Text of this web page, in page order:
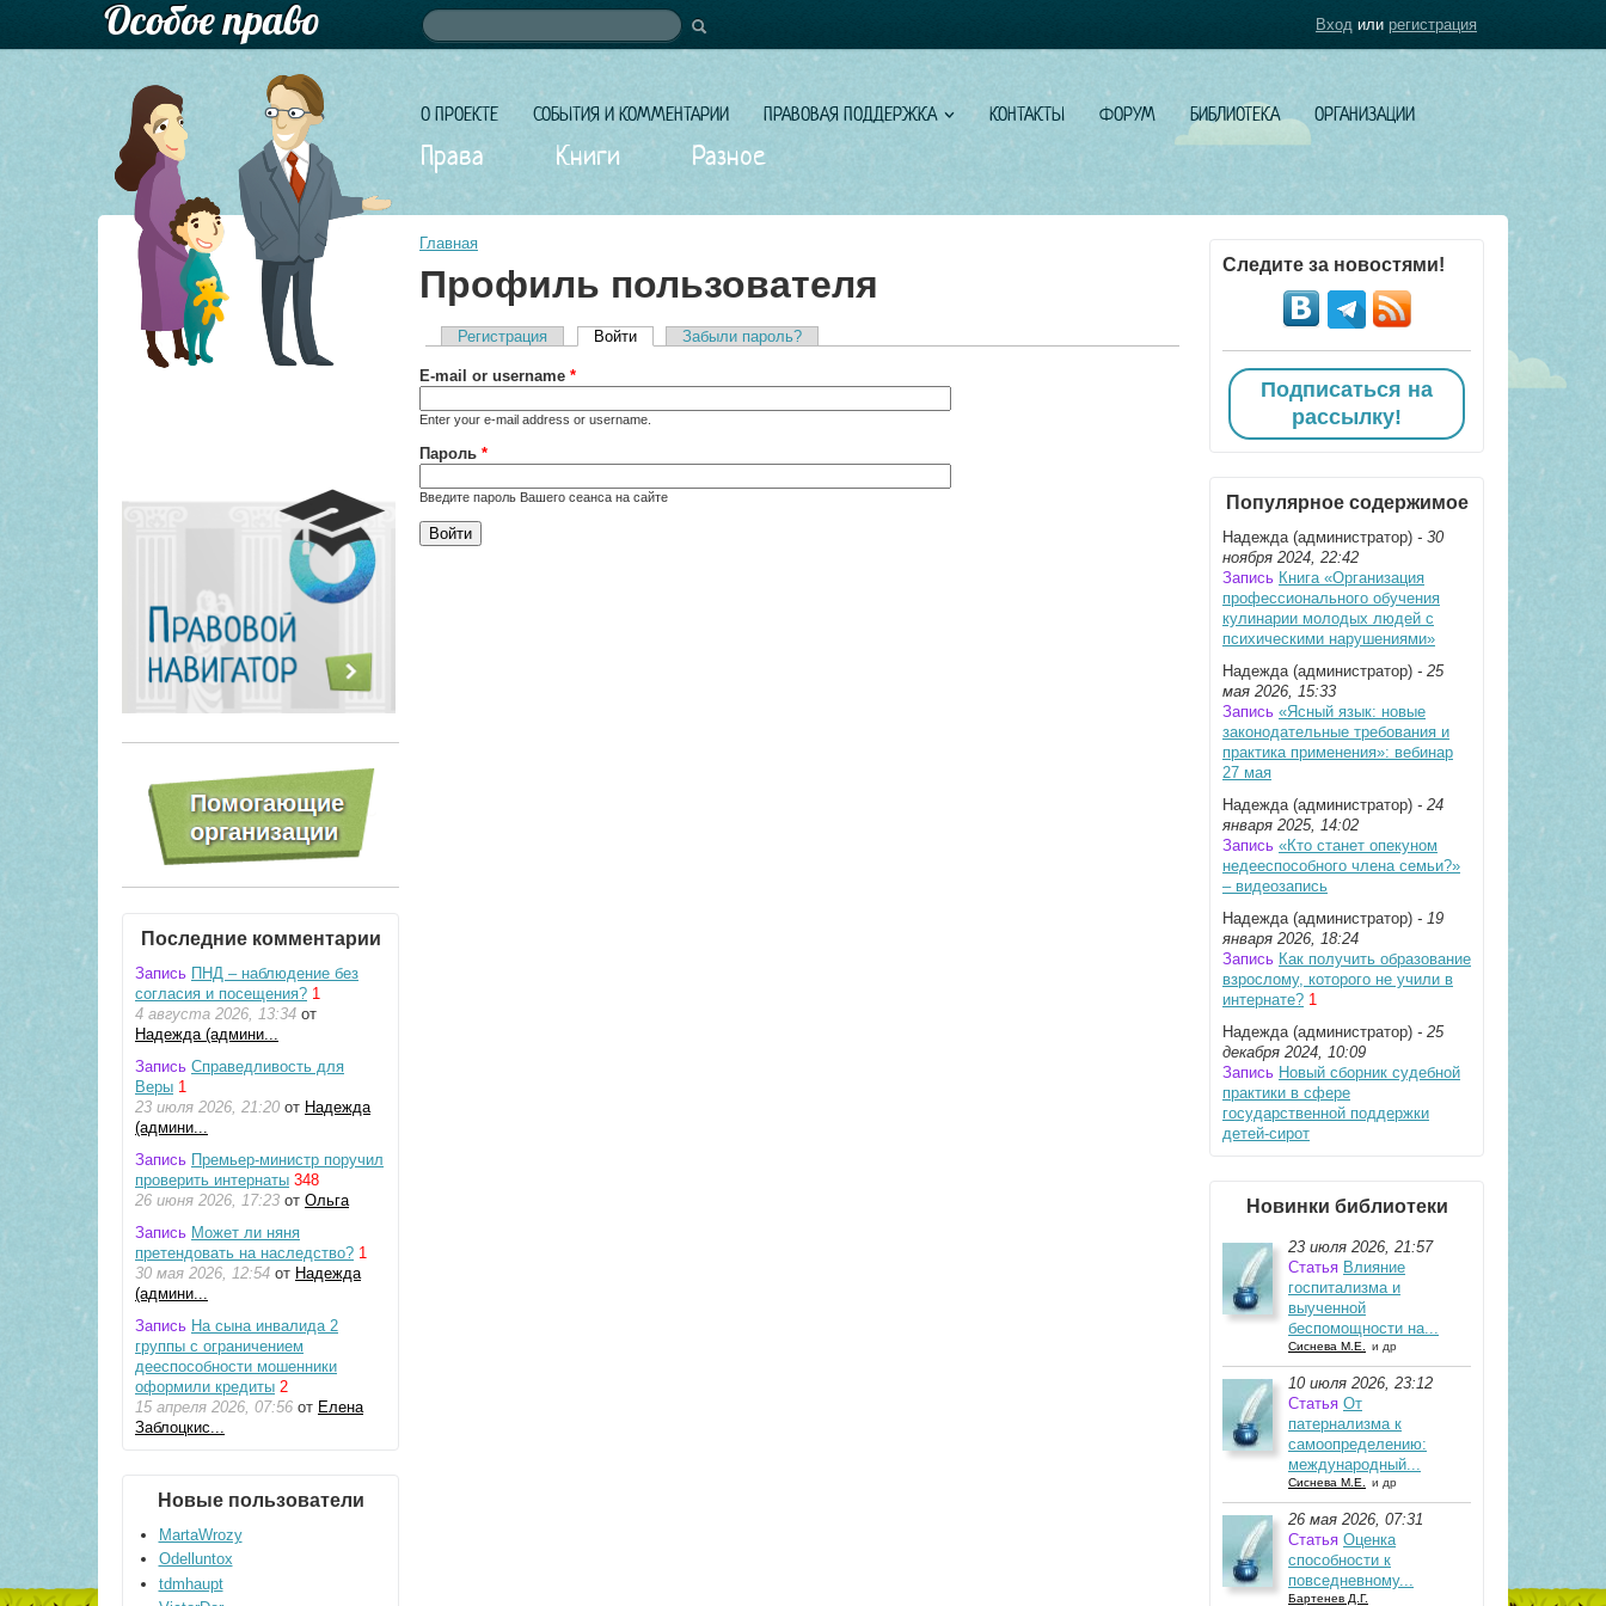
О ПРОЕКТЕ СОБЫТИЯ И КОММЕНТАРИИ ПРАВОВАЯ ПОДДЕРЖКА КОНТАКТЫ ФОРУМ БИБЛИОТЕКА ОРГАНИЗАЦИИ
Права Книги Разное
Форма поиска
Поиск Вход или регистрация
Главная
Профиль пользователя
Главные вкладки
Регистрация Войти(активная вкладка)
Забыли пароль?
E-mail or username *
Enter your e-mail address or username.
Пароль *
Введите пароль Вашего сеанса на сайте
Последние комментарии
Запись ПНД – наблюдение без
согласия и посещения? 1
4 августа 2026, 13:34 от
Надежда (админи...
Запись Справедливость для
Веры 1
23 июля 2026, 21:20 от Надежда
(админи...
Запись Премьер-министр поручил
проверить интернаты 348
26 июня 2026, 17:23 от Ольга
Запись Может ли няня
претендовать на наследство? 1
30 мая 2026, 12:54 от Надежда
(админи...
Запись На сына инвалида 2
группы с ограничением
дееспособности мошенники
оформили кредиты 2
15 апреля 2026, 07:56 от Елена
Заблоцкис...
Новые пользователи
MartaWrozy
Odelluntox
tdmhaupt
Следите за новостями!
Подписаться на
рассылку!
Популярное содержимое
Надежда (администратор) - 30
ноября 2024, 22:42
Запись Книга «Организация
профессионального обучения
кулинарии молодых людей с
психическими нарушениями»
Надежда (администратор) - 25
мая 2026, 15:33
Запись «Ясный язык: новые
законодательные требования и
практика применения»: вебинар
27 мая
Надежда (администратор) - 24
января 2025, 14:02
Запись «Кто станет опекуном
недееспособного члена семьи?»
– видеозапись
Надежда (администратор) - 19
января 2026, 18:24
Запись Как получить образование
взрослому, которого не учили в
интернате? 1
Надежда (администратор) - 25
декабря 2024, 10:09
Запись Новый сборник судебной
практики в сфере
государственной поддержки
детей-сирот
Новинки библиотеки
23 июля 2026, 21:57
Статья Влияние
госпитализма и
выученной
беспомощности на...
Сиснева М.Е. и др
10 июля 2026, 23:12
Статья От
патернализма к
самоопределению:
международный...
Сиснева М.Е. и др
26 мая 2026, 07:31
Статья Оценка
способности к
повседневному...
Бартенев Д.Г.